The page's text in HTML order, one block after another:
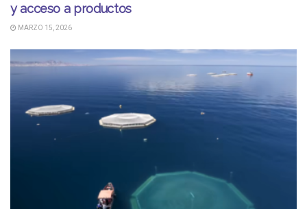
y acceso a productos
MARZO 15, 2026